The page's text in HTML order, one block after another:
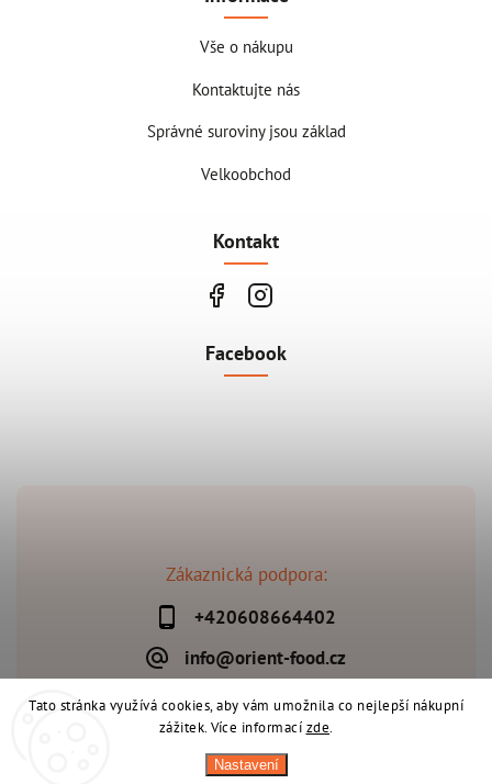
Tato stránka využívá cookies, aby vám umožnila co nejlepší nákupní
zážitek. Více informací zde.
Nastavení
Zákaznická podpora:
+420608664402
info@orient-food.cz
Vše o nákupu
Kontaktujte nás
Správné suroviny jsou základ
Velkoobchod
Kontakt
Facebook
Orient-Food.cz. Všechna práva vyhrazena.